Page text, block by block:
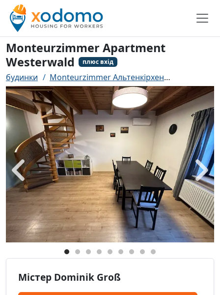
Monteurzimmer Apartment
Westerwald
плюс вхід
будинки Monteurzimmer Альтенкірхен
назад
Містер Dominik Groß